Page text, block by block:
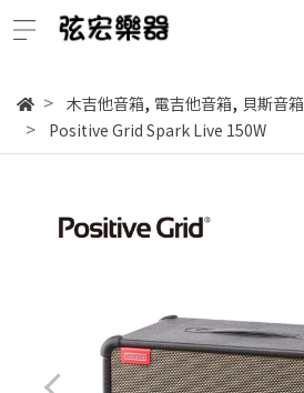
木吉他音箱, 電吉他音箱, 貝斯音箱
Positive Grid Spark Live 150W